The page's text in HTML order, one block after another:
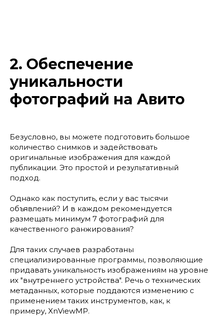
2. Обеспечение
уникальности
фотографий на Авито
Безусловно, вы можете подготовить большое
количество снимков и задействовать
оригинальные изображения для каждой
публикации. Это простой и результативный
подход.
Однако как поступить, если у вас тысячи
объявлений? И в каждом рекомендуется
размещать минимум 7 фотографий для
качественного ранжирования?
Для таких случаев разработаны
специализированные программы, позволяющие
придавать уникальность изображениям на уровне
их "внутреннего устройства". Речь о технических
метаданных, которые поддаются изменению с
применением таких инструментов, как, к
примеру, XnViewMP.